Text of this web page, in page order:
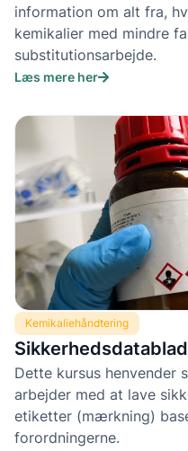
information om alt fra,
kemikalier med mindre
substitutionsarbejde.
Læs mere her
Kemikaliehåndtering
Dette kursus
arbejder med at lave
etiketter (mærkning)
forordningerne.